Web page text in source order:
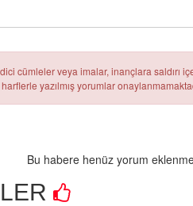
cümleler veya imalar, inançlara saldırı
yazılmış yorumlar
Bu habere henüz yorum